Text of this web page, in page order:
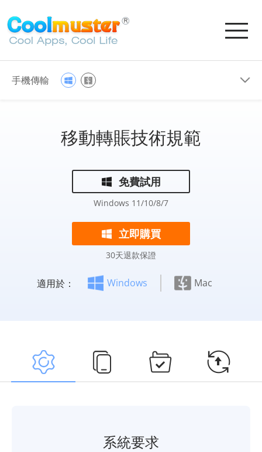
手機傳輸
移動轉賬技術規範
免費試用
Windows 11/10/8/7
立即購買
30天退款保證
適用於： Windows Mac
系統要求